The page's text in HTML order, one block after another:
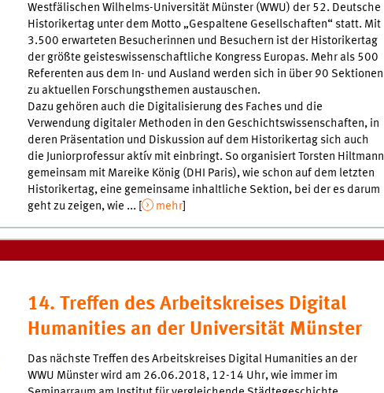
Westfälischen Wilhelms-Universität Münster (WWU) der 52. Deutsche
Historikertag unter dem Motto „Gespaltene Gesellschaften“ statt. Mit
3.500 erwarteten Besucherinnen und Besuchern ist der Historikertag
der größte geisteswissenschaftliche Kongress Europas. Mehr als 500
Referenten aus dem In- und Ausland werden sich in über 90 Sektionen
zu aktuellen Forschungsthemen austauschen.
Dazu gehören auch die Digitalisierung des Faches und die
Verwendung digitaler Methoden in den Geschichtswissenschaften, in
deren Präsentation und Diskussion auf dem Historikertag sich auch
die Juniorprofessur aktív mit einbringt. So organisiert Torsten Hiltmann
gemeinsam mit Mareike König (DHI Paris), wie schon auf dem letzten
Historikertag, eine gemeinsame inhaltliche Sektion, bei der es darum
geht zu zeigen, wie ... [
mehr]
14. Treffen des Arbeitskreises Digital
Humanities an der Universität Münster
Das nächste Treffen des Arbeitskreises Digital Humanities an der
WWU Münster wird am 26.06.2018, 12-14 Uhr, wie immer im